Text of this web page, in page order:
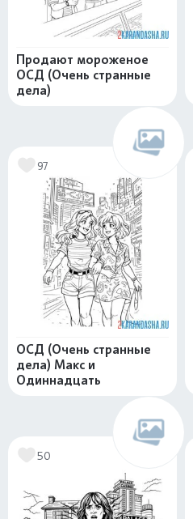
Продают мороженое
ОСД (Очень странные
дела)
97
ОСД (Очень странные
дела) Макс и
Одиннадцать
50